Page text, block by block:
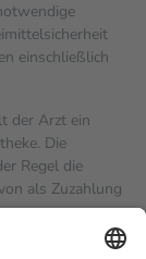
einschließlich
der Arzt ein
Die
Regel die
als Zuzahlung
von zehn